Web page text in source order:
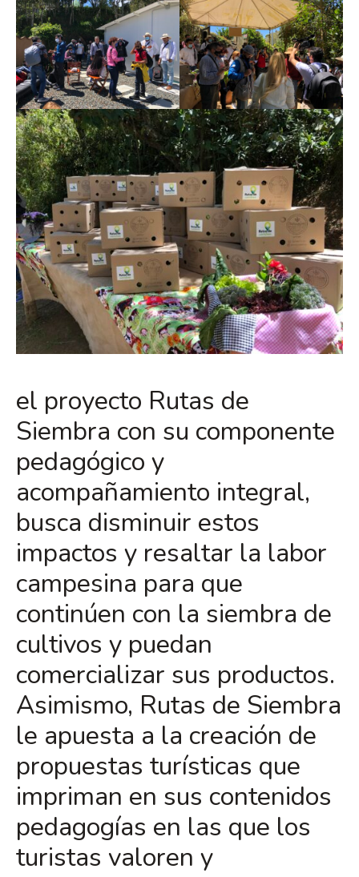
el proyecto Rutas de
Siembra con su componente
pedagógico y
acompañamiento integral,
busca disminuir estos
impactos y resaltar la labor
campesina para que
continúen con la siembra de
cultivos y puedan
comercializar sus productos.
Asimismo, Rutas de Siembra
le apuesta a la creación de
propuestas turísticas que
impriman en sus contenidos
pedagogías en las que los
turistas valoren y